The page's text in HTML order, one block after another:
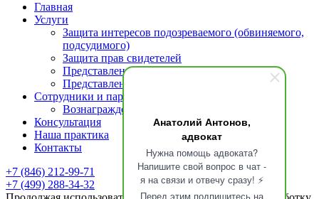
Анатолий Антонов,
адвокат
Нужна помощь адвоката?
Напишите свой вопрос в чат -
я на связи и отвечу сразу! ⚡
Перед этим подпишитесь на
Главная
Услуги
Защита интересов подозреваемого (обвиняемого,
подсудимого)
Защита прав свидетелей
Представление интересов потерпевшего
Представление интересов осужденных
Сотрудники и партнеры
Вознаграждение адвоката
Консультация
Наша практика
Контакты
+7 (846) 212-99-71
+7 (499) 288-34-32